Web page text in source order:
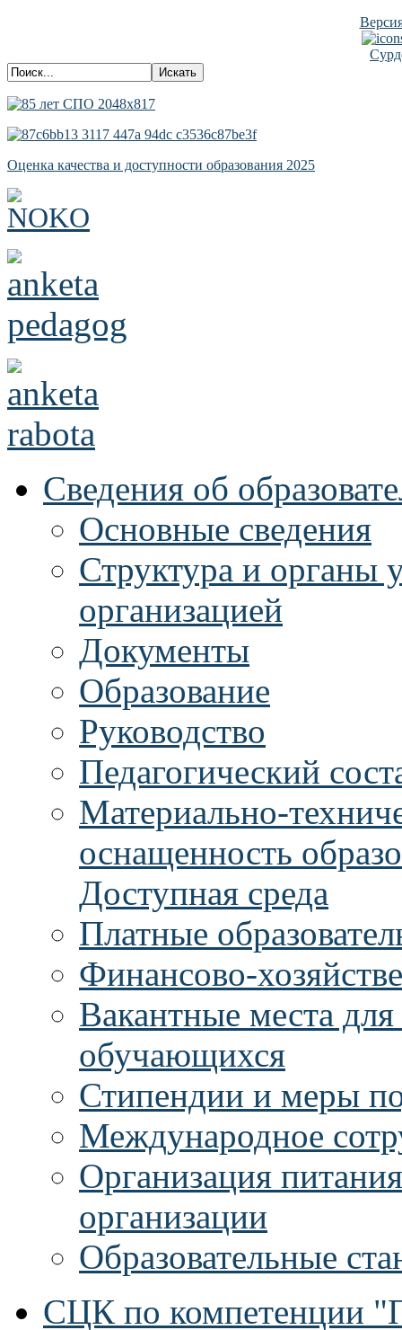
Оценка качества и доступности образования 2025
Сведения об
Основные сведения
Структура и органы
организацией
Документы
Образование
Руководство
Педагогический
Материально-
оснащенность
Доступная среда
Платные
Финансово-
Вакантные места
обучающихся
Стипендии и меры
Международное
Организация
организации
Образовательные
СЦК по компетенции